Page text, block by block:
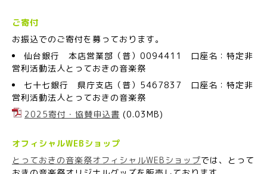
ご寄付
お振込でのご寄付を募っております。
仙台銀行 本店営業部（普）0094411 口座名：特定非
営利活動法人とっておきの音楽祭
七十七銀行 県庁支店（普）5467837 口座名：特定非
営利活動法人とっておきの音楽祭
2025寄付・協賛申込書 (0.03MB)
オフィシャルWEBショップ
とっておきの音楽祭オフィシャルWEBショップでは、とって